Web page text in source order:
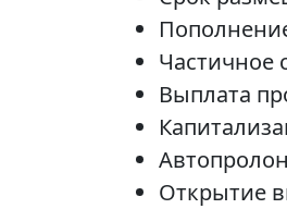
Частичное
Выплата
Открытие